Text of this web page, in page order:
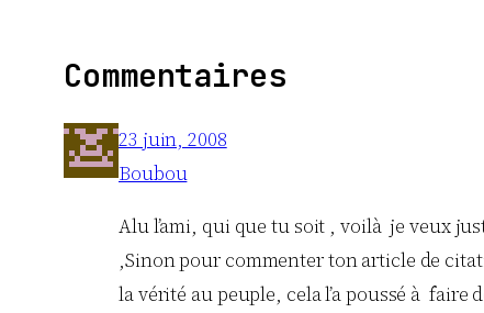
Commentaires
23 juin, 2008
Boubou
Alu l’ami, qui que tu soit , voilà je veux
,Sinon pour commenter ton article de
la vérité au peuple, cela l’a poussé à